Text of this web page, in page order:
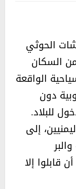
الحوثي
من السكان
الواقعة
دون
للبلاد.
إلى
قابلوا إلا